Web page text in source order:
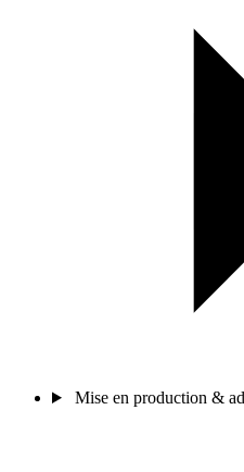
Mise en production &